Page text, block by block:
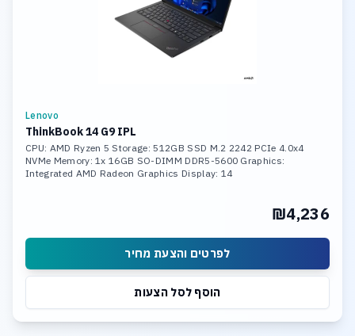
Lenovo
ThinkBook 14 G9 IPL
CPU: AMD Ryzen 5 Storage: 512GB SSD M.2 2242 PCIe 4.0x4
NVMe Memory: 1x 16GB SO-DIMM DDR5-5600 Graphics:
Integrated AMD Radeon Graphics Display: 14
₪4,236
לפרטים והצעת מחיר
הוסף לסל הצעות